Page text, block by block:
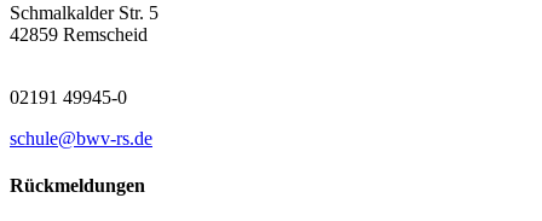
Schmalkalder Str. 5
42859 Remscheid
02191 49945-0
schule@bwv-rs.de
Rückmeldungen